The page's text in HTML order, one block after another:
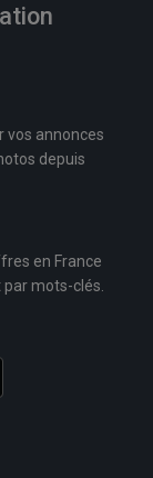
vos annonces
depuis
en France
mots-clés.